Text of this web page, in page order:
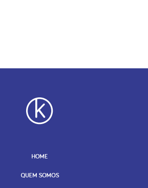
HOME
QUEM SOMOS